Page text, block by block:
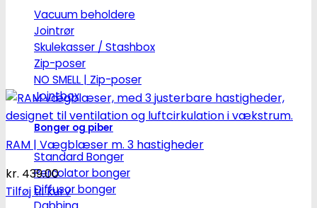
Vacuum beholdere
Jointrør
Skulekasser / Stashbox
Zip-poser
NO SMELL | Zip-poser
Jointbox
Bonger og piber
Standard Bonger
Percolator bonger
Diffusor bonger
RAM | Vægblæser m. 3 hastigheder
kr. 439.00
Tilføj til kurv